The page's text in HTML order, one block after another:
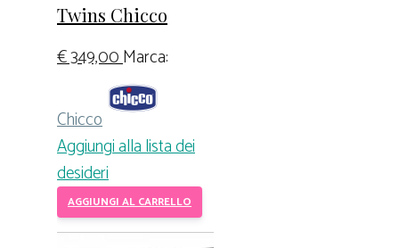
Twins Chicco
€349,00Marca:
Chicco
Aggiungi alla lista dei
desideri
AGGIUNGI AL CARRELLO